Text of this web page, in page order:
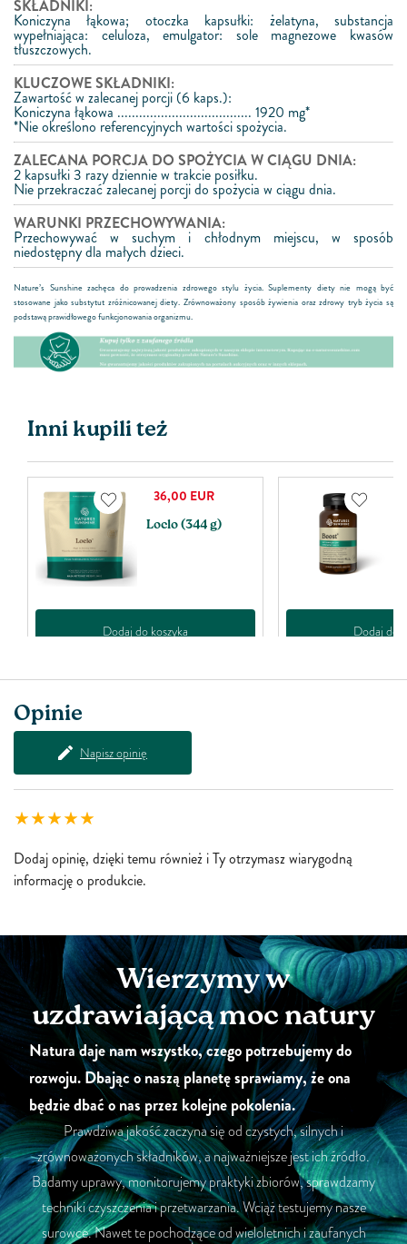
SKŁADNIKI:
Koniczyna łąkowa; otoczka kapsułki: żelatyna, substancja
wypełniająca: celuloza, emulgator: sole magnezowe kwasów
tłuszczowych.
KLUCZOWE SKŁADNIKI:
Zawartość w zalecanej porcji (6 kaps.):
Koniczyna łąkowa ..................................... 1920 mg*
*Nie określono referencyjnych wartości spożycia.
ZALECANA PORCJA DO SPOŻYCIA W CIĄGU DNIA:
2 kapsułki 3 razy dziennie w trakcie posiłku.
Nie przekraczać zalecanej porcji do spożycia w ciągu dnia.
WARUNKI PRZECHOWYWANIA:
Przechowywać w suchym i chłodnym miejscu, w sposób
niedostępny dla małych dzieci.
Nature’s Sunshine zachęca do prowadzenia zdrowego stylu życia. Suplementy diety nie mogą być
stosowane jako substytut zróżnicowanej diety. Zrównoważony sposób żywienia oraz zdrowy tryb życia są
podstawą prawidłowego funkcjonowania organizmu.
Inni kupili też
36,00 EUR
Loclo (344 g)
Dodaj do koszyka Dodaj do
Opinie
Napisz opinię
Dodaj opinię, dzięki temu również i Ty otrzymasz wiarygodną
informację o produkcie.
Wierzymy w
uzdrawiającą moc natury
Natura daje nam wszystko, czego potrzebujemy do
rozwoju. Dbając o naszą planetę sprawiamy, że ona
będzie dbać o nas przez kolejne pokolenia.
Prawdziwa jakość zaczyna się od czystych, silnych i
zrównoważonych składników, a najważniejsze jest ich źródło.
Badamy uprawy, monitorujemy praktyki zbiorów, sprawdzamy
techniki czyszczenia i przetwarzania. Wciąż testujemy nasze
surowce. Nawet te pochodzące od wieloletnich i zaufanych